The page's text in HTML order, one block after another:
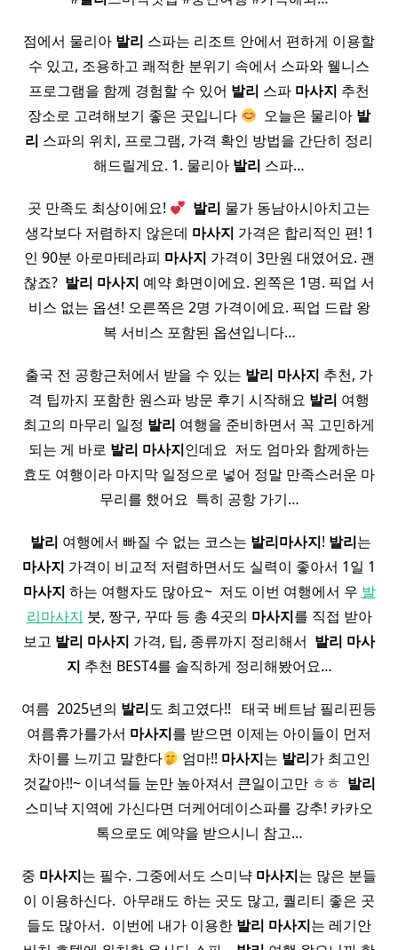
점에서 물리아 발리 스파는 리조트 안에서 편하게 이용할
수 있고, 조용하고 쾌적한 분위기 속에서 스파와 웰니스
프로그램을 함께 경험할 수 있어 발리 스파 마사지 추천
장소로 고려해보기 좋은 곳입니다
​ 오늘은 물리아 발
리 스파의 위치, 프로그램, 가격 확인 방법을 간단히 정리
해드릴게요. 1. 물리아 발리 스파…
곳 만족도 최상이에요! 발리 물가 동남아시아치고는
생각보다 저렴하지 않은데 마사지 가격은 합리적인 편! 1
인 90분 아로마테라피 마사지 가격이 3만원 대였어요. 괜
찮죠? ​ 발리 마사지 예약 화면이에요. 왼쪽은 1명. 픽업 서
비스 없는 옵션! 오른쪽은 2명 가격이에요. 픽업 드랍 왕
복 서비스 포함된 옵션입니다…
출국 전 공항근처에서 받을 수 있는 발리 마사지 추천, 가
격 팁까지 포함한 원스파 방문 후기 시작해요 발리 여행
최고의 마무리 일정 발리 여행을 준비하면서 꼭 고민하게
되는 게 바로 발리 마사지인데요 ​ 저도 엄마와 함께하는
효도 여행이라 마지막 일정으로 넣어 정말 만족스러운 마
무리를 했어요 ​ 특히 공항 가기…
발리 여행에서 빠질 수 없는 코스는 발리마사지! 발리는
마사지 가격이 비교적 저렴하면서도 실력이 좋아서 1일 1
마사지 하는 여행자도 많아요~ ​ 저도 이번 여행에서 우 발
리마사지 붓, 짱구, 꾸따 등 총 4곳의 마사지를 직접 받아
보고 발리 마사지 가격, 팁, 종류까지 정리해서 ​ 발리 마사
지 추천 BEST4를 솔직하게 정리해봤어요…
여름 ​ 2025년의 발리도 최고였다!! ​ ​ 태국 베트남 필리핀등
여름휴가를가서 마사지를 받으면 이제는 아이들이 먼저
차이를 느끼고 말한다
엄마!! 마사지는 발리가 최고인
것같아!!~ 이녀석들 눈만 높아져서 큰일이고만 ㅎㅎ ​ 발리
스미냑 지역에 가신다면 더케어데이스파를 강추! 카카오
톡으로도 예약을 받으시니 참고…
중 마사지는 필수. 그중에서도 스미냑 마사지는 많은 분들
이 이용하신다. ​ 아무래도 하는 곳도 많고, 퀄리티 좋은 곳
들도 많아서. ​ 이번에 내가 이용한 발리 마사지는 레기안